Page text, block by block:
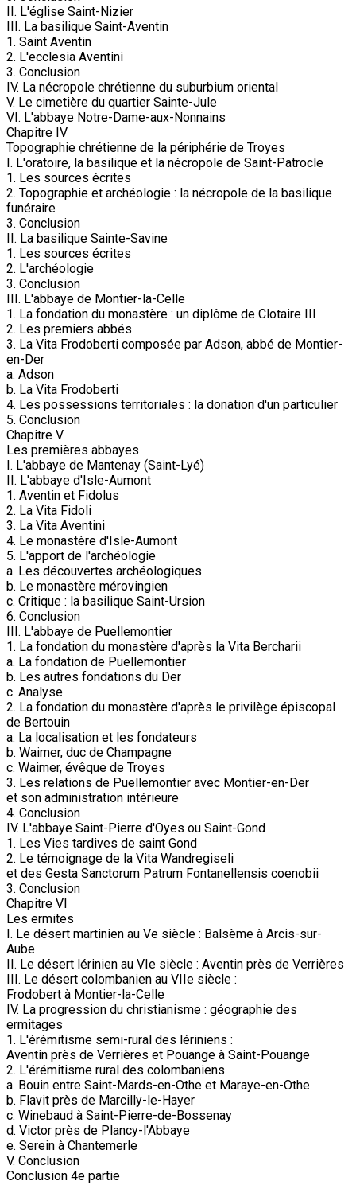
II. L'église Saint-Nizier
III. La basilique Saint-Aventin
1. Saint Aventin
2. L'ecclesia Aventini
3. Conclusion
IV. La nécropole chrétienne du suburbium oriental
V. Le cimetière du quartier Sainte-Jule
VI. L'abbaye Notre-Dame-aux-Nonnains
Chapitre IV
Topographie chrétienne de la périphérie de Troyes
I. L'oratoire, la basilique et la nécropole de Saint-Patrocle
1. Les sources écrites
2. Topographie et archéologie : la nécropole de la basilique
funéraire
3. Conclusion
II. La basilique Sainte-Savine
1. Les sources écrites
2. L'archéologie
3. Conclusion
III. L'abbaye de Montier-la-Celle
1. La fondation du monastère : un diplôme de Clotaire III
2. Les premiers abbés
3. La Vita Frodoberti composée par Adson, abbé de Montier-
en-Der
a. Adson
b. La Vita Frodoberti
4. Les possessions territoriales : la donation d'un particulier
5. Conclusion
Chapitre V
Les premières abbayes
I. L'abbaye de Mantenay (Saint-Lyé)
II. L'abbaye d'Isle-Aumont
1. Aventin et Fidolus
2. La Vita Fidoli
3. La Vita Aventini
4. Le monastère d'Isle-Aumont
5. L'apport de l'archéologie
a. Les découvertes archéologiques
b. Le monastère mérovingien
c. Critique : la basilique Saint-Ursion
6. Conclusion
III. L'abbaye de Puellemontier
1. La fondation du monastère d'après la Vita Bercharii
a. La fondation de Puellemontier
b. Les autres fondations du Der
c. Analyse
2. La fondation du monastère d'après le privilège épiscopal
de Bertouin
a. La localisation et les fondateurs
b. Waimer, duc de Champagne
c. Waimer, évêque de Troyes
3. Les relations de Puellemontier avec Montier-en-Der
et son administration intérieure
4. Conclusion
IV. L'abbaye Saint-Pierre d'Oyes ou Saint-Gond
1. Les Vies tardives de saint Gond
2. Le témoignage de la Vita Wandregiseli
et des Gesta Sanctorum Patrum Fontanellensis coenobii
3. Conclusion
Chapitre VI
Les ermites
I. Le désert martinien au Ve siècle : Balsème à Arcis-sur-
Aube
II. Le désert lérinien au VIe siècle : Aventin près de Verrières
III. Le désert colombanien au VIIe siècle :
Frodobert à Montier-la-Celle
IV. La progression du christianisme : géographie des
ermitages
1. L'érémitisme semi-rural des lériniens :
Aventin près de Verrières et Pouange à Saint-Pouange
2. L'érémitisme rural des colombaniens
a. Bouin entre Saint-Mards-en-Othe et Maraye-en-Othe
b. Flavit près de Marcilly-le-Hayer
c. Winebaud à Saint-Pierre-de-Bossenay
d. Victor près de Plancy-l'Abbaye
e. Serein à Chantemerle
V. Conclusion
Conclusion 4e partie